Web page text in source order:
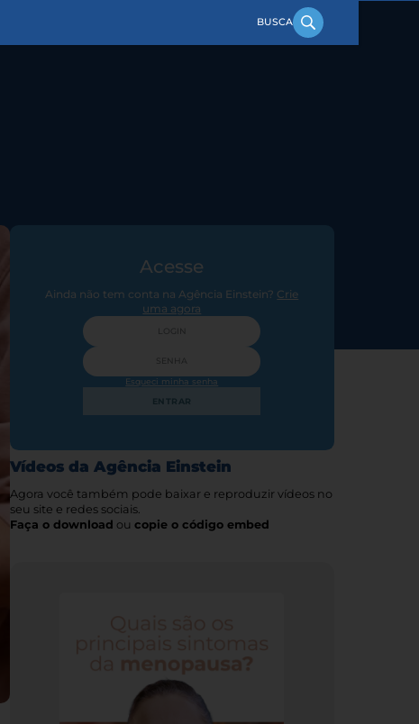
Acesse
Ainda não tem conta na Agência Einstein? Crie
uma agora
Esqueci minha senha
ENTRAR
Vídeos da Agência Einstein
Agora você também pode baixar e reproduzir vídeos no
seu site e redes sociais.
Faça o download ou copie o código embed